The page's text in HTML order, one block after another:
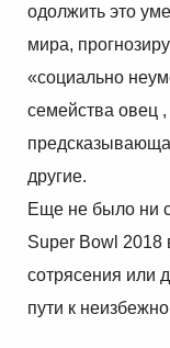
одолжить это
мира,
«социально
семейства овец
другие.
Еще не было ни
Super Bowl 2018
сотрясения или
пути к